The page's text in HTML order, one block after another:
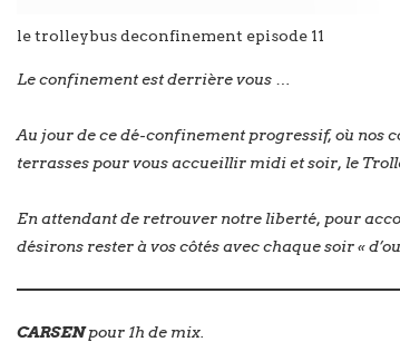
le trolleybus deconfinement episode 11
Le confinement est derrière vous …
Au jour de ce dé-confinement progressif, où
terrasses pour vous accueillir midi et soir, le
En attendant de retrouver notre liberté, pour
désirons rester à vos côtés avec chaque soir «
CARSENpour 1h de mix.